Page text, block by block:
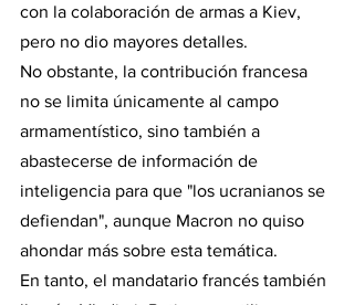
con la colaboración de armas a Kiev,
pero no dio mayores detalles.
No obstante, la contribución francesa
no se limita únicamente al campo
armamentístico, sino también a
abastecerse de información de
inteligencia para que "los ucranianos se
defiendan", aunque Macron no quiso
ahondar más sobre esta temática.
En tanto, el mandatario francés también